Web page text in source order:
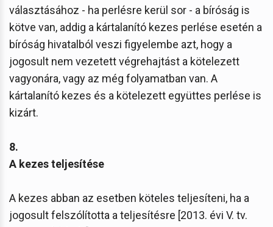
választásához - ha perlésre kerül sor - a bíróság is
kötve van, addig a kártalanító kezes perlése esetén a
bíróság hivatalból veszi figyelembe azt, hogy a
jogosult nem vezetett végrehajtást a kötelezett
vagyonára, vagy az még folyamatban van. A
kártalanító kezes és a kötelezett együttes perlése is
kizárt.
8.
A kezes teljesítése
A kezes abban az esetben köteles teljesíteni, ha a
jogosult felszólította a teljesítésre [2013. évi V. tv.